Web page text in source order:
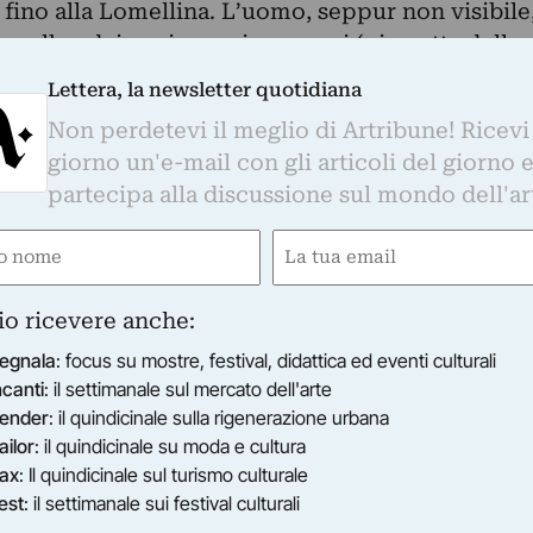
alla Lomellina. L’uomo, seppur non
albe, dei suoi scorci savonesi (piazzetta della
quando s’imponeva nel porto antico di
nevicate, delle vicende legate allo Scaletto
borgo savonese dove ha vissuto e lavorato. Nel
pittura savonese, con il suo segno e
le sue tele ci invitano a scoprire o riscoprire
ma che narrano la vita di una Comunità,
dalla verità di un luogo. Il suo “narrare” è
sempre con toni pacati che
verso l’incanto di un ricordo,
Pittore che riesce, continuamente, a rendere
Si può parlare, forse, di una pittura
paradossalmente ci porta alla modernità del
e lettura culturale, in un certo senso. Tela
una sorta di “anatomia della bellezza” cercata
Formaci, guardando quel mare ligure che era a
Lettera, la newsletter quotidiana
Non perdetevi il meglio di Artribune!
giorno un'e-mail con gli articoli del giorno
partecipa alla discussione sul mondo
Email
ricevere anche:
: focus su mostre, festival, didattica ed eventi culturali
: il settimanale sul mercato dell'arte
: il quindicinale sulla rigenerazione urbana
: il quindicinale su moda e cultura
: Il quindicinale sul turismo culturale
: il settimanale sui festival culturali